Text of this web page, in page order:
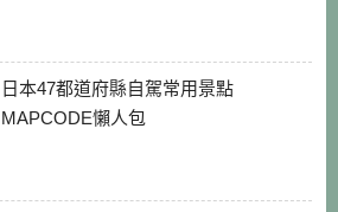
日本47都道府縣自駕常用景點
MAPCODE懶人包